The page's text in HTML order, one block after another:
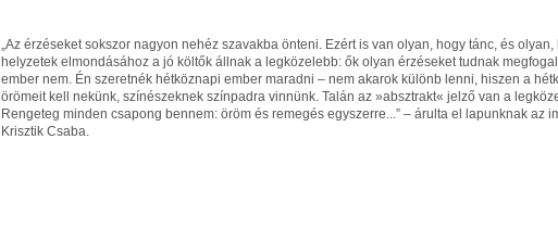
„Az érzéseket sokszor nagyon nehéz szavakba önteni. Ezért is van olyan, hogy tánc, és olyan,
helyzetek elmondásához a jó költők állnak a legközelebb: ők olyan érzéseket tudnak
ember nem. Én szeretnék hétköznapi ember maradni – nem akarok különb lenni, hiszen a
örömeit kell nekünk, színészeknek színpadra vinnünk. Talán az »absztrakt« jelző van a
Rengeteg minden csapong bennem: öröm és remegés egyszerre...” – árulta el lapunknak az
Krisztik Csaba.